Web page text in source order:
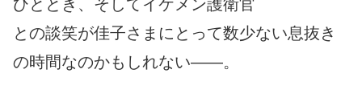
ひととき、そしてイケメン護衛官
との談笑が佳子さまにとって数少ない息抜き
の時間なのかもしれない――。